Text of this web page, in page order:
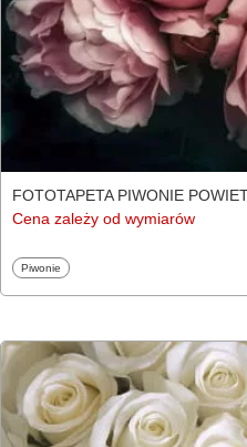
FOTOTAPETA PIWONIE
Cena zależy od wymiarów
Fototapety
Piwonie